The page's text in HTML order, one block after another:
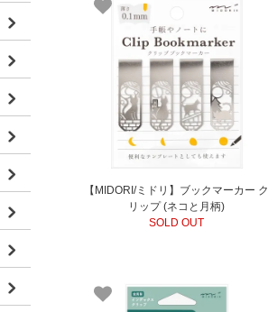
【MIDORI/ミドリ】ブックマーカー ク
リップ (ネコと月柄)
SOLD OUT